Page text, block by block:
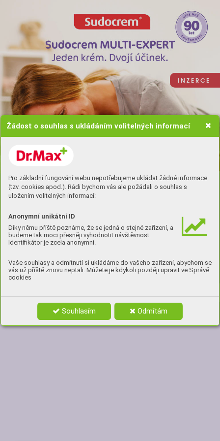
Žádost o souhlas s ukládáním volitelných informací
Pro základní fungování webu nepotřebujeme ukládat žádné informace
(tzv. cookies apod.). Rádi bychom vás ale požádali o souhlas s
uložením volitelných informací:
Anonymní unikátní ID
Díky němu příště poznáme, že se jedná o stejné zařízení, a
budeme tak moci přesněji vyhodnotit návštěvnost.
Identifikátor je zcela anonymní.
Vaše souhlasy a odmítnutí si ukládáme do vašeho zařízení, abychom se
vás už příště znovu neptali. Můžete je kdykoli později upravit ve Správě
cookies
Souhlasím Odmítám
Koupit zde
I N Z E R C E